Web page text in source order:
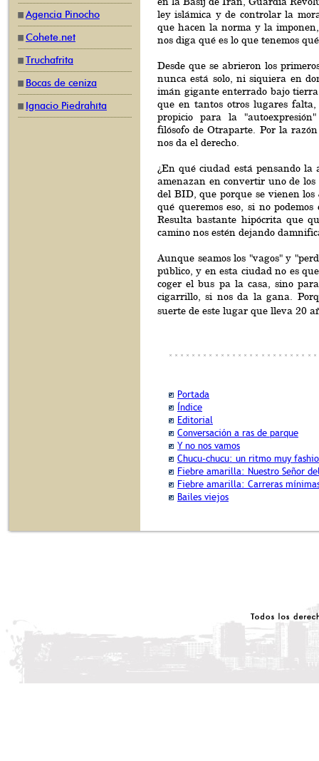
Agencia Pinocho
Cohete.net
Truchafrita
Bocas de ceniza
Ignacio Piedrahíta
ley islámica y de controlar la
que hacen la norma y la
nos diga qué es lo que tenemos
Desde que se abrieron los
nunca está solo, ni siquiera en
imán gigante enterrado bajo
que en tantos otros lugares
propicio para la
filósofo de Otraparte. Por la
nos da el derecho.
¿En qué ciudad está pensando la
amenazan en convertir uno de
del BID, que porque se vienen
qué queremos eso, si no
Resulta bastante hipócrita que
camino nos estén dejando
Aunque seamos los "vagos" y
público, y en esta ciudad no es
coger el bus pa la casa, sino
cigarrillo, si nos da la gana.
suerte de este lugar que lleva 20
Portada
Índice
Editorial
Conversación a ras de parque
Y no nos vamos
Chucu-chucu: un ritmo muy
Fiebre amarilla: Nuestro Señor
Fiebre amarilla: Carreras
Bailes viejos